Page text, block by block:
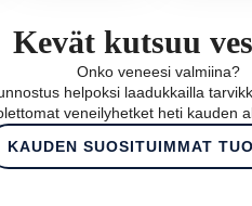
Kevät kutsuu
Onko veneesi valmiina?
helpoksi laadukkailla
veneilyhetket heti kauden
KAUDEN SUOSITUIMMAT